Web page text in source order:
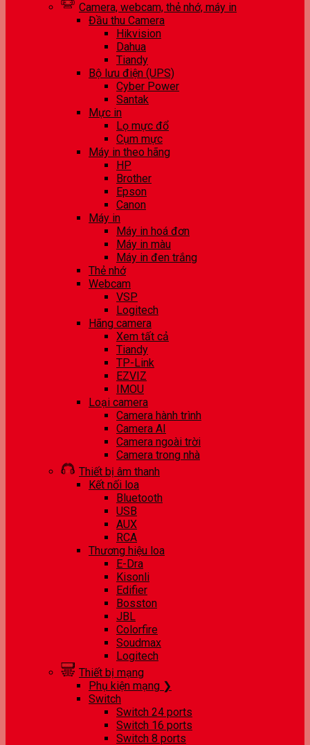
Camera, webcam, thẻ nhớ, máy in
Đầu thu Camera
Hikvision
Dahua
Tiandy
Bộ lưu điện (UPS)
Cyber Power
Santak
Mực in
Lọ mực đổ
Cụm mực
Máy in theo hãng
HP
Brother
Epson
Canon
Máy in
Máy in hoá đơn
Máy in màu
Máy in đen trắng
Thẻ nhớ
Webcam
VSP
Logitech
Hãng camera
Xem tất cả
Tiandy
TP-Link
EZVIZ
IMOU
Loại camera
Camera hành trình
Camera AI
Camera ngoài trời
Camera trong nhà
Thiết bị âm thanh
Kết nối loa
Bluetooth
USB
AUX
RCA
Thương hiệu loa
E-Dra
Kisonli
Edifier
Bosston
JBL
Colorfire
Soudmax
Logitech
Thiết bị mạng
Phụ kiện mạng ❯
Switch
Switch 24 ports
Switch 16 ports
Switch 8 ports